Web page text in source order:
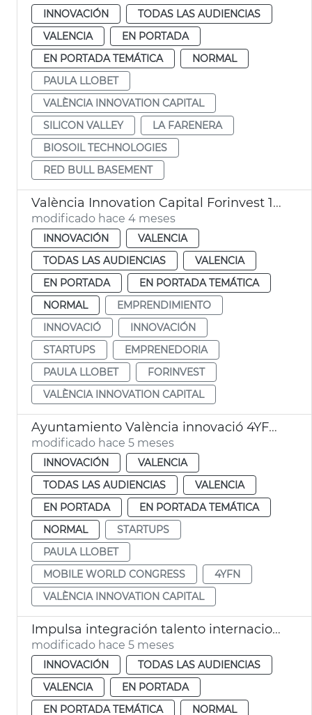
INNOVACIÓN
TODAS LAS AUDIENCIAS
VALENCIA
EN PORTADA
EN PORTADA TEMÁTICA
NORMAL
PAULA LLOBET
VALÈNCIA INNOVATION CAPITAL
SILICON VALLEY
LA FARENERA
BIOSOIL TECHNOLOGIES
RED BULL BASEMENT
València Innovation Capital Forinvest 15 startups
modificado hace 4 meses
INNOVACIÓN
VALENCIA
TODAS LAS AUDIENCIAS
VALENCIA
EN PORTADA
EN PORTADA TEMÁTICA
NORMAL
EMPRENDIMIENTO
INNOVACIÓ
INNOVACIÓN
STARTUPS
EMPRENEDORIA
PAULA LLOBET
FORINVEST
VALÈNCIA INNOVATION CAPITAL
Ayuntamiento València innovació 4YFN Mobile World Congress
modificado hace 5 meses
INNOVACIÓN
VALENCIA
TODAS LAS AUDIENCIAS
VALENCIA
EN PORTADA
EN PORTADA TEMÁTICA
NORMAL
STARTUPS
PAULA LLOBET
MOBILE WORLD CONGRESS
4YFN
VALÈNCIA INNOVATION CAPITAL
Impulsa integración talento internacional València Nomads Hub
modificado hace 5 meses
INNOVACIÓN
TODAS LAS AUDIENCIAS
VALENCIA
EN PORTADA
EN PORTADA TEMÁTICA
NORMAL